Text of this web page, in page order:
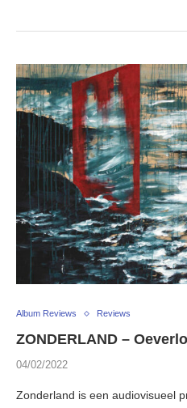
Album Reviews Reviews
ZONDERLAND –
04/02/2022
Zonderland is een audiovisueel